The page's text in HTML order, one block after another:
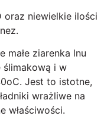
oraz niewielkie ilości
małe ziarenka lnu
ślimakową i w
Jest to istotne,
wrażliwe na
właściwości.